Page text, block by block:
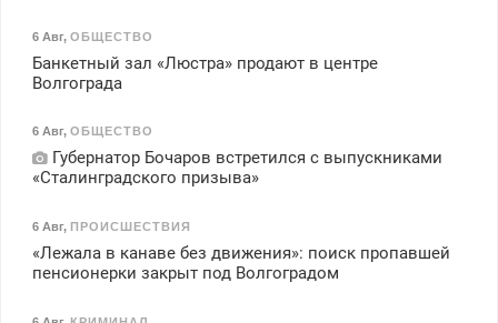
6 Авг, ОБЩЕСТВО
Банкетный зал «Люстра» продают в центре
Волгограда
6 Авг, ОБЩЕСТВО
Губернатор Бочаров встретился с выпускниками
«Сталинградского призыва»
6 Авг, ПРОИСШЕСТВИЯ
«Лежала в канаве без движения»: поиск пропавшей
пенсионерки закрыт под Волгоградом